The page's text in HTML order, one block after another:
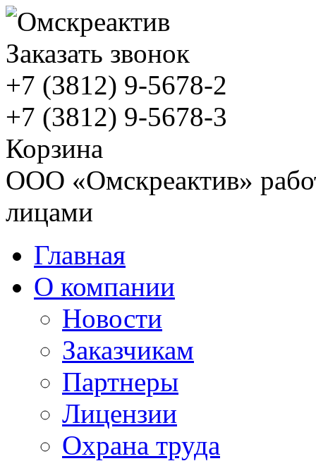
Заказать звонок
+7 (3812) 9-5678-2
+7 (3812) 9-5678-3
Корзина
ООО «Омскреактив»
лицами
Главная
О компании
Новости
Заказчикам
Партнеры
Лицензии
Охрана труда